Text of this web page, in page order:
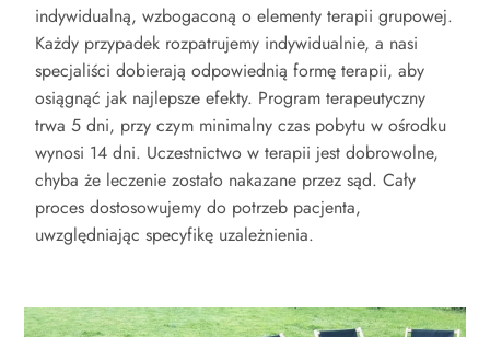
indywidualną, wzbogaconą o elementy terapii grupowej.
Każdy przypadek rozpatrujemy indywidualnie, a nasi
specjaliści dobierają odpowiednią formę terapii, aby
osiągnąć jak najlepsze efekty. Program terapeutyczny
trwa 5 dni, przy czym minimalny czas pobytu w ośrodku
wynosi 14 dni. Uczestnictwo w terapii jest dobrowolne,
chyba że leczenie zostało nakazane przez sąd. Cały
proces dostosowujemy do potrzeb pacjenta,
uwzględniając specyfikę uzależnienia.